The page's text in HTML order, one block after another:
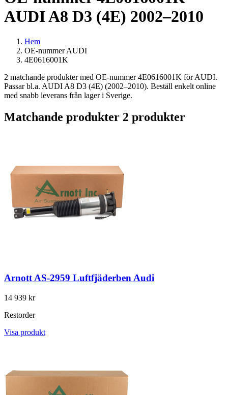
AUDI A8 D3 (4E) 2002–2010
Hem
OE-nummer AUDI
4E0616001K
2 matchande produkter med OE-nummer 4E0616001K för AUDI.
Passar bl.a. AUDI A8 D3 (4E) (2002–2010). Beställ enkelt online
med snabb leverans från lager i Sverige.
Matchande produkter 2 produkter
Arnott AS-2959 Luftfjäderben Audi
14 939 kr
Restorder
Visa produkt